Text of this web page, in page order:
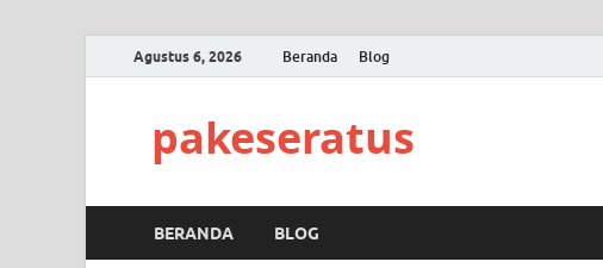
Agustus 6, 2026 Beranda Blog
pakeseratus
BERANDA BLOG